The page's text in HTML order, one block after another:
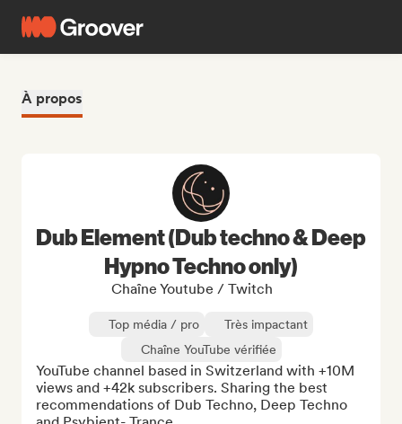
À propos
Dub Element (Dub techno & Deep
Hypno Techno only)
Chaîne Youtube / Twitch
Top média / pro
Très impactant
Chaîne YouTube vérifiée
YouTube channel based in Switzerland with +10M
views and +42k subscribers. Sharing the best
recommendations of Dub Techno, Deep Techno